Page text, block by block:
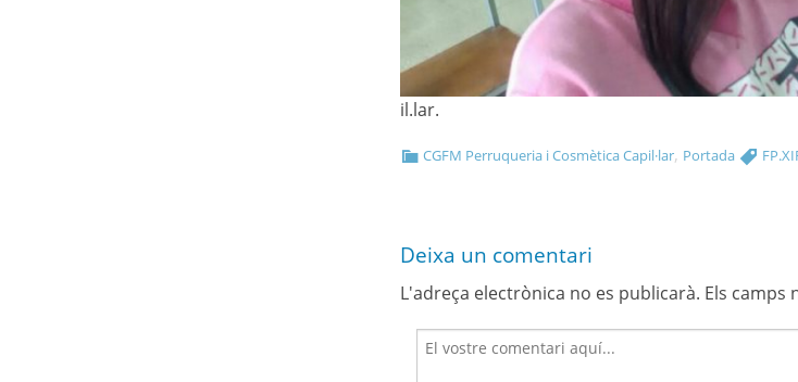
il.lar.
CGFM Perruqueria i Cosmètica Capil·lar, Portada
Deixa un comentari
L'adreça electrònica no es publicarà. Els camps